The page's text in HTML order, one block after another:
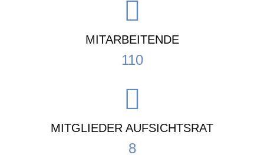
MITARBEITENDE
110
MITGLIEDER AUFSICHTSRAT
8